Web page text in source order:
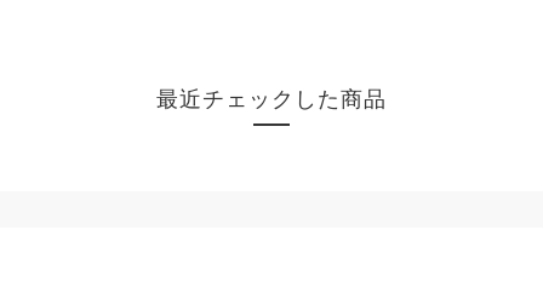
最近チェックした商品